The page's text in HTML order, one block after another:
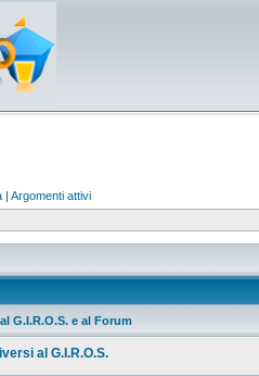
| Argomenti attivi
G.I.R.O.S. e al Forum
al G.I.R.O.S.